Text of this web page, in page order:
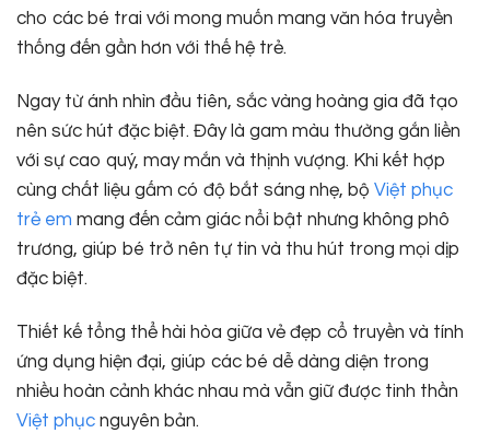
cho các bé trai với mong muốn mang văn hóa truyền
thống đến gần hơn với thế hệ trẻ.
Ngay từ ánh nhìn đầu tiên, sắc vàng hoàng gia đã tạo
nên sức hút đặc biệt. Đây là gam màu thường gắn liền
với sự cao quý, may mắn và thịnh vượng. Khi kết hợp
cùng chất liệu gấm có độ bắt sáng nhẹ, bộ Việt phục
trẻ em mang đến cảm giác nổi bật nhưng không phô
trương, giúp bé trở nên tự tin và thu hút trong mọi dịp
đặc biệt.
Thiết kế tổng thể hài hòa giữa vẻ đẹp cổ truyền và tính
ứng dụng hiện đại, giúp các bé dễ dàng diện trong
nhiều hoàn cảnh khác nhau mà vẫn giữ được tinh thần
Việt phục nguyên bản.